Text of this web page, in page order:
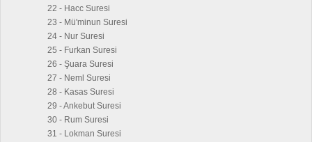
22 - Hacc Suresi
23 - Mü'minun Suresi
24 - Nur Suresi
25 - Furkan Suresi
26 - Şuara Suresi
27 - Neml Suresi
28 - Kasas Suresi
29 - Ankebut Suresi
30 - Rum Suresi
31 - Lokman Suresi